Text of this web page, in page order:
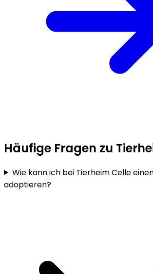
Häufige Fragen zu
Wie kann ich bei Tierheim Celle
adoptieren?